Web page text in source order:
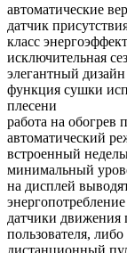
автоматические
датчик
класс
исключительная
элегантный дизайн
функция сушки
плесени
работа на
автоматический
встроенный
минимальный
на дисплей
датчики движения
пользователя,
дистанционный